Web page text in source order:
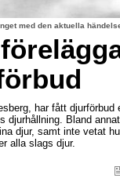
med den aktuella
har fått djurförbud
djurhållning. Bland
djur, samt inte vetat
alla slags djur.